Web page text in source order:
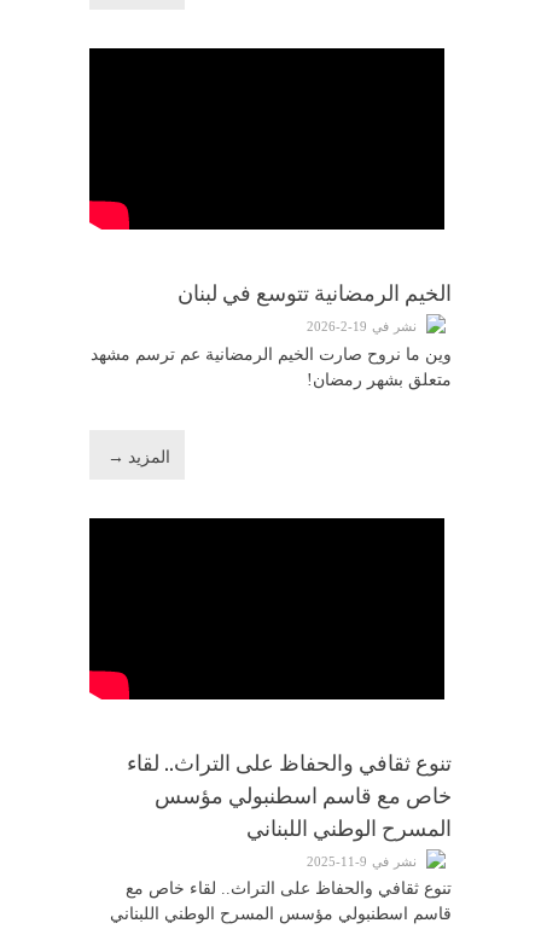
الخيم الرمضانية تتوسع في لبنان
نشر في 19-2-2026
وين ما نروح صارت الخيم الرمضانية عم ترسم مشهد
متعلق بشهر رمضان!
المزيد →
تنوع ثقافي والحفاظ على التراث.. لقاء
خاص مع قاسم اسطنبولي مؤسس
المسرح الوطني اللبناني
نشر في 9-11-2025
تنوع ثقافي والحفاظ على التراث.. لقاء خاص مع
قاسم اسطنبولي مؤسس المسرح الوطني اللبناني